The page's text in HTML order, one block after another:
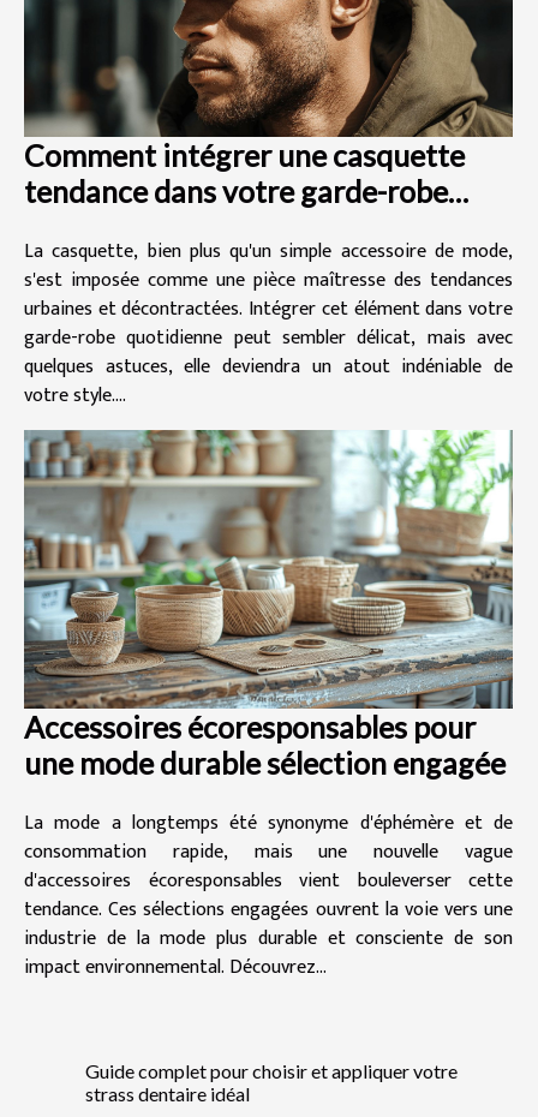
Comment intégrer une casquette
tendance dans votre garde-robe
La casquette, bien plus qu'un simple accessoire de mode,
s'est imposée comme une pièce maîtresse des tendances
urbaines et décontractées. Intégrer cet élément dans votre
garde-robe quotidienne peut sembler délicat, mais avec
quelques astuces, elle deviendra un atout indéniable de
votre style....
Accessoires écoresponsables pour
une mode durable sélection engagée
La mode a longtemps été synonyme d'éphémère et de
consommation rapide, mais une nouvelle vague
d'accessoires écoresponsables vient bouleverser cette
tendance. Ces sélections engagées ouvrent la voie vers une
industrie de la mode plus durable et consciente de son
impact environnemental. Découvrez...
Guide complet pour choisir et appliquer votre
strass dentaire idéal